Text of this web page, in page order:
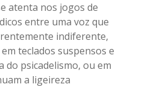
atenta nos jogos de
entre uma voz que
indiferente,
teclados suspensos e
do psicadelismo, ou em
a ligeireza